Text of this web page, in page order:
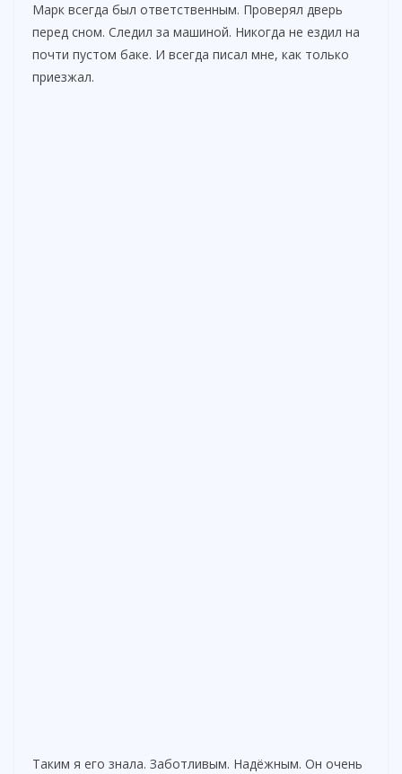
Марк всегда был ответственным. Проверял дверь
перед сном. Следил за машиной. Никогда не ездил на
почти пустом баке. И всегда писал мне, как только
приезжал.
Таким я его знала. Заботливым. Надёжным. Он очень